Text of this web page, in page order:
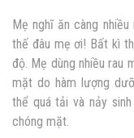
Mẹ nghĩ ăn càng
thế đâu mẹ ơi! Bất kì
độ. Mẹ dùng nhiều rau
mặt do hàm lượng
thể quá tải và nảy
chóng mặt.